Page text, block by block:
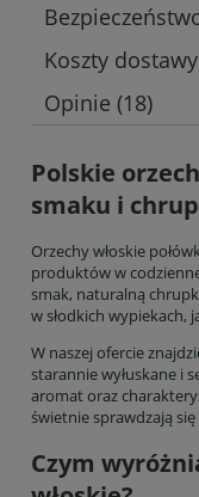
Koszty dostawy
Cena nie zawiera
Opinie (18)
Polskie
smaku i
Orzechy włoskie
produktów w
smak, naturalną
w słodkich wypiekach,
W naszej ofercie
starannie wyłuskane i
aromat oraz
świetnie sprawdzają
Czym